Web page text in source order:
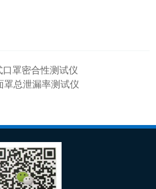
罩密合性测试仪
罩总泄漏率测试仪